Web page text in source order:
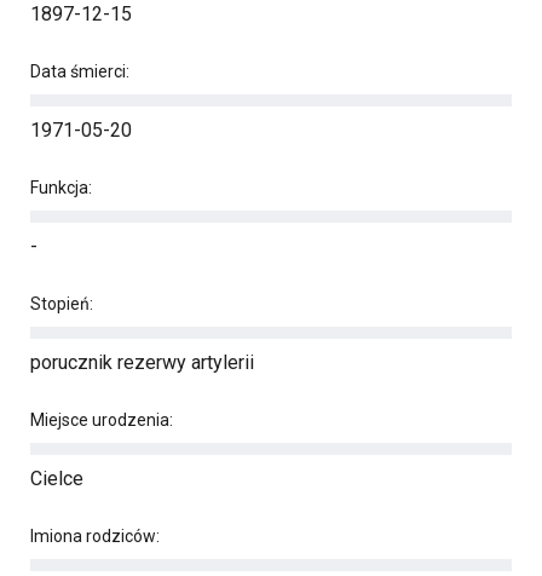
1897-12-15
Data śmierci:
1971-05-20
Funkcja:
-
Stopień:
porucznik rezerwy artylerii
Miejsce urodzenia:
Cielce
Imiona rodziców: